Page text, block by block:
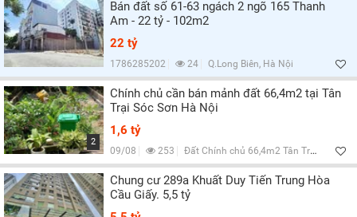
SỐ PHÒNG NGỦ
2,
CĂN GÓC/ CĂN THƯỜNG
HƯỚNG CỬA CHÍNH
Tây Nam,
HƯỚNG BAN CÔNG
Tây,
GIẤY TỜ PHÁP LÝ
Có sổ hồng,
Lọc
Bán đất số 61-63 ngách 2 ngõ 165 Thanh
Am - 22 tỷ - 102m2
22 tỷ
1786285202 24 Q.Long Biên, Hà Nội
2
Chính chủ cần bán mảnh đất 66,4m2 tại Tân
Trại Sóc Sơn Hà Nội
1,6 tỷ
09/08 253 Đất Chính chủ 66,4m2 Tân Trại Sóc Sơn, H.Sóc Sơn, Hà Nội
Chung cư 289a Khuất Duy Tiến Trung Hòa
Cầu Giấy. 5,5 tỷ